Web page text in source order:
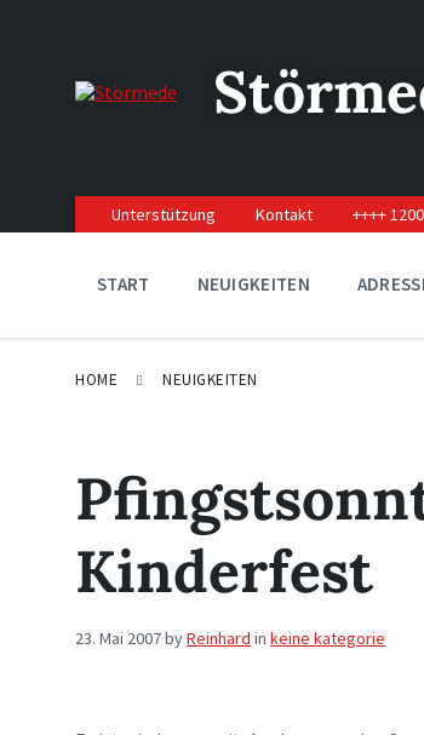
navigation
Unterstützung Kontakt ++++
START NEUIGKEITEN
HOME NEUIGKEITEN
Kinderfest
23. Mai 2007byReinhard in keine kategorie